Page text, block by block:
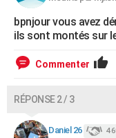
S'inscrire
Se connecter
Lycées
Collèges
Primaires
Universités
Entreprises
Service militaire
Avis de recherche
AVIS DE DÉCÈS
FORUM
bpnjour vous avez
ils sont montés sur
Commenter
RÉPONSE 2 / 3
Daniel 26 4